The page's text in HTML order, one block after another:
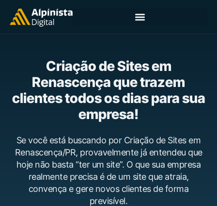
Criação de Sites em
Renascença que trazem
clientes todos os dias para sua
empresa!
Se você está buscando por Criação de Sites em
Renascença/PR, provavelmente já entendeu que
hoje não basta “ter um site”. O que sua empresa
realmente precisa é de um site que atraia,
convença e gere novos clientes de forma
previsível.